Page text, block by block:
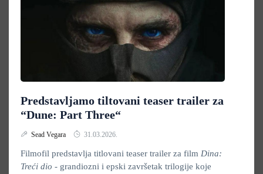
Predstavljamo tiltovani teaser trailer za
“Dune: Part Three“
Sead Vegara 31.03.2026.
Filmofil predstavlja titlovani teaser trailer za film Dina:
Treći dio - grandiozni i epski završetak trilogije koje